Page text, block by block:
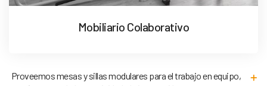
Mobiliario Colaborativo
Proveemos mesas y sillas modulares para el trabajo en equipo,